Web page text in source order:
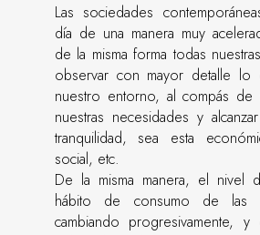
Las sociedades
día de una manera muy
de la misma forma todas
observar con mayor detalle
nuestro entorno, al compás de
nuestras necesidades y
tranquilidad, sea esta
social, etc.
De la misma manera, el nivel
hábito de consumo de las
cambiando progresivamente,